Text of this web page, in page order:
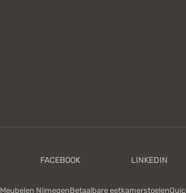
Meubelen NijmegenBetaalbare eetkamerstoelen